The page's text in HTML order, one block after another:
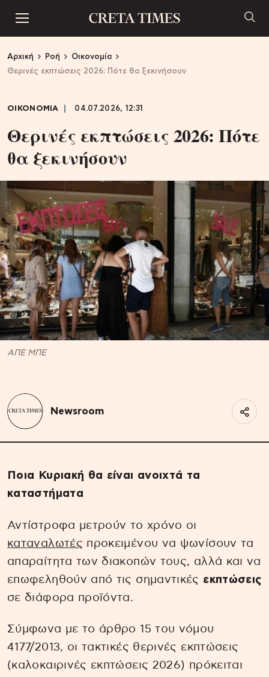
Αρχική Ροή
Οικονομία
Θερινές εκπτώσεις 2026: Πότε θα ξεκινήσουν
ΟΙΚΟΝΟΜΙΑ 04.07.2026, 12:31
Θερινές εκπτώσεις 2026: Πότε
θα ξεκινήσουν
ΑΠΕ ΜΠΕ
Newsroom
Ποια Κυριακή θα είναι ανοιχτά τα
καταστήματα
Αντίστροφα μετρούν το χρόνο οι
καταναλωτές προκειμένου να ψωνίσουν τα
απαραίτητα των διακοπών τους, αλλά και να
επωφεληθούν από τις σημαντικές εκπτώσεις
σε διάφορα προϊόντα.
Σύμφωνα με το άρθρο 15 του νόμου
4177/2013, οι τακτικές θερινές εκπτώσεις
(καλοκαιρινές εκπτώσεις 2026) πρόκειται